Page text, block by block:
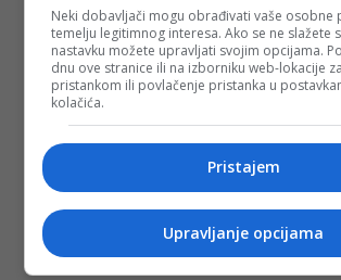
Neki dobavljači mogu obrađivati vaše osobne
temelju legitimnog interesa. Ako se ne slažete
nastavku možete upravljati svojim opcijama.
dnu ove stranice ili na izborniku web-lokacije
pristankom ili povlačenje pristanka u
kolačića.
Pristajem
Upravljanje opcijama